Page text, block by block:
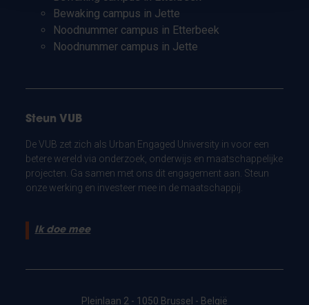
Bewaking campus in Jette
Noodnummer campus in Etterbeek
Noodnummer campus in Jette
Steun VUB
De VUB zet zich als Urban Engaged University in voor een
betere wereld via onderzoek, onderwijs en maatschappelijke
projecten. Ga samen met ons dit engagement aan. Steun
onze werking en investeer mee in de maatschappij.
Ik doe mee
Pleinlaan 2 - 1050 Brussel - België